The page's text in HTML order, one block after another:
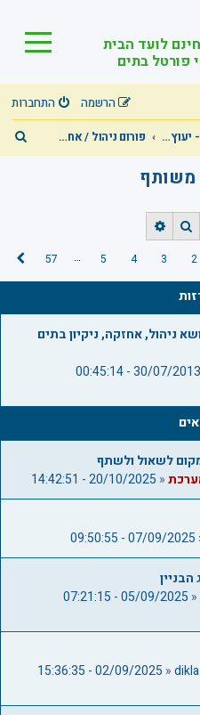
לועד הבית
פורטל בתים
התחברות
הרשמה
פורום מומחים - יעוץ מקצועי חינם בכל תחומי הבית המשותף! פורום ניהול / אחזקת בית משותף
י
משותף
ח
ו
ש
ח
ו
מ
ת
ם
2
3
4
5
…
57
ניהול, אחזקה, ניקיון בתים
30/07/2013 - 00:45:14
לשאול ולשתף
«
20/10/2025 - 14:42:51
07/09/2025 - 09:50:55
«
05/09/2025 - 07:21:15
«
02/09/2025 - 15:36:35